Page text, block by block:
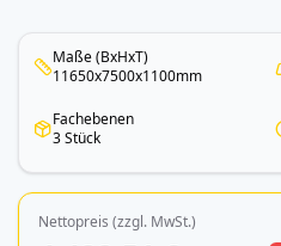
Maße (BxHxT)
11650x7500x1100mm
Fachebenen
3 Stück
Nettopreis (zzgl. MwSt.)